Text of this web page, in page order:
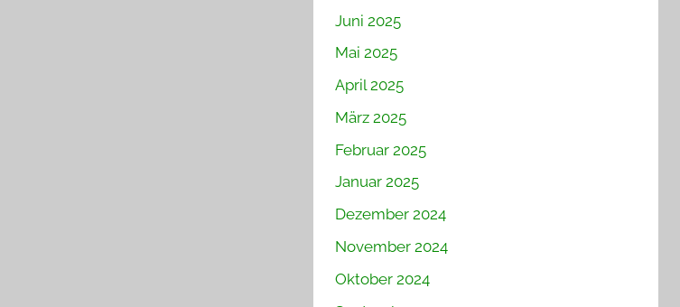
Juni 2025
Mai 2025
April 2025
März 2025
Februar 2025
Januar 2025
Dezember 2024
November 2024
Oktober 2024